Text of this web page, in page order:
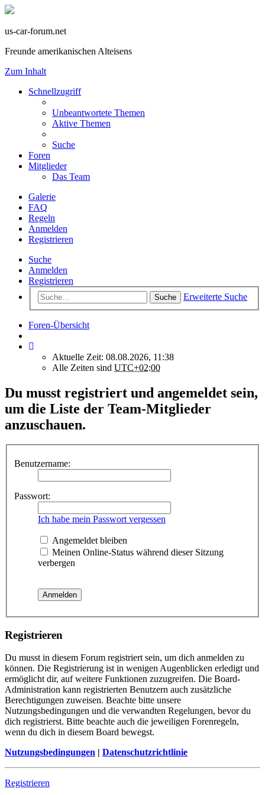
us-car-forum.net
Freunde amerikanischen Alteisens
Zum Inhalt
Schnellzugriff
Unbeantwortete Themen
Aktive Themen
Suche
Foren
Mitglieder
Das Team
Galerie
FAQ
Regeln
Anmelden
Registrieren
Suche
Anmelden
Registrieren
Suche Erweiterte Suche
Foren-Übersicht
Aktuelle Zeit: 08.08.2026, 11:38
Alle Zeiten sind UTC+02:00
Du musst registriert und angemeldet sein,
um die Liste der Team-Mitglieder
anzuschauen.
Benutzername:
Passwort:
Ich habe mein Passwort vergessen
Angemeldet bleiben
Meinen Online-Status während dieser Sitzung
verbergen
Registrieren
Du musst in diesem Forum registriert sein, um dich anmelden zu
können. Die Registrierung ist in wenigen Augenblicken erledigt und
ermöglicht dir, auf weitere Funktionen zuzugreifen. Die Board-
Administration kann registrierten Benutzern auch zusätzliche
Berechtigungen zuweisen. Beachte bitte unsere
Nutzungsbedingungen und die verwandten Regelungen, bevor du
dich registrierst. Bitte beachte auch die jeweiligen Forenregeln,
wenn du dich in diesem Board bewegst.
Nutzungsbedingungen | Datenschutzrichtlinie
Registrieren